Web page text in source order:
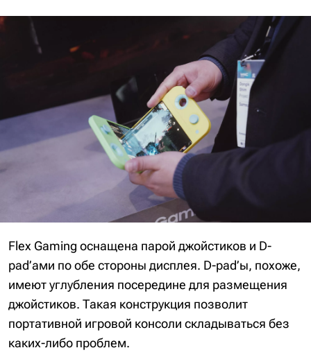
Flex Gaming оснащена парой джойстиков и D-
pad’ами по обе стороны дисплея. D-pad’ы, похоже,
имеют углубления посередине для размещения
джойстиков. Такая конструкция позволит
портативной игровой консоли складываться без
каких-либо проблем.